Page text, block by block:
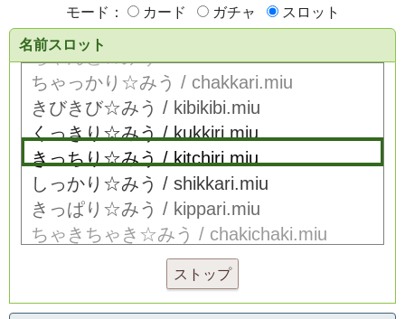
モード： カード ガチャ スロット
名前スロット
ストップ